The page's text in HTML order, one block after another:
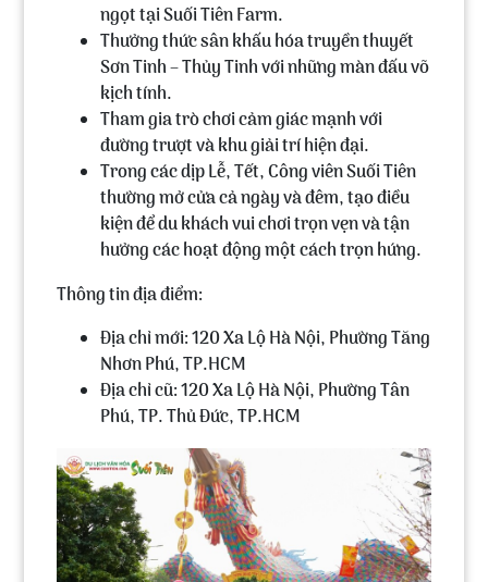
ngọt tại Suối Tiên Farm.
Thưởng thức sân khấu hóa truyền thuyết
Sơn Tinh – Thủy Tinh với những màn đấu võ
kịch tính.
Tham gia trò chơi cảm giác mạnh với
đường trượt và khu giải trí hiện đại.
Trong các dịp Lễ, Tết, Công viên Suối Tiên
thường mở cửa cả ngày và đêm, tạo điều
kiện để du khách vui chơi trọn vẹn và tận
hưởng các hoạt động một cách trọn hứng.
Thông tin địa điểm:
Địa chỉ mới: 120 Xa Lộ Hà Nội, Phường Tăng
Nhơn Phú, TP.HCM
Địa chỉ cũ: 120 Xa Lộ Hà Nội, Phường Tân
Phú, TP. Thủ Đức, TP.HCM